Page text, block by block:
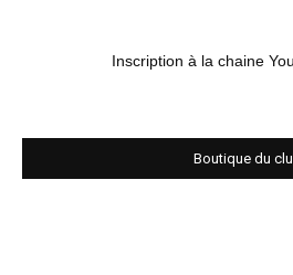
Inscription à la chaine
Boutique du